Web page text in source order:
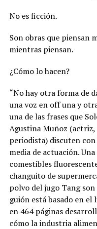
No es ficción.
Son obras que piensan
mientras piensan.
¿Cómo lo hacen?
“No hay otra forma de
una voz en off una y
una de las frases que
Agustina Muñoz
periodista) discuten
media de actuación.
comestibles
changuito de
polvo del jugo Tang
guión está basado en el
en 464 páginas
cómo la industria